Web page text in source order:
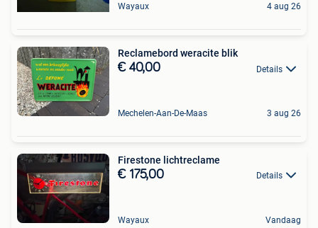
Wayaux 4 aug 26
Reclamebord weracite blik
€ 40,00 Details
Mechelen-Aan-De-Maas 3 aug 26
Firestone lichtreclame
€ 175,00 Details
Wayaux Vandaag